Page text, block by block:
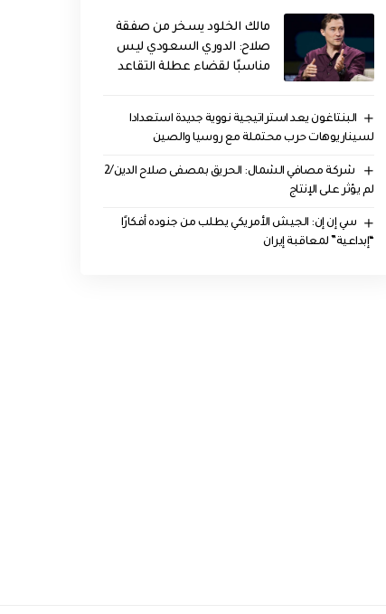
مالك الخلود يسخر من صفقة
صلاح: الدوري السعودي ليس
مناسبًا لقضاء عطلة التقاعد
البنتاغون يعد استراتيجية نووية جديدة استعدادا
لسيناريوهات حرب محتملة مع روسيا والصين
‏ شركة مصافي الشمال: الحريق بمصفى صلاح الدين/2
لم يؤثر على الإنتاج
سي إن إن: الجيش الأمريكي يطلب من جنوده أفكارًا
“إبداعية” لمعاقبة إيران